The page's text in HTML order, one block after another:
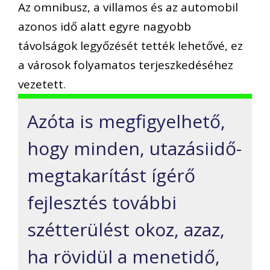
Az omnibusz, a villamos és az automobil
azonos idő alatt egyre nagyobb
távolságok legyőzését tették lehetővé, ez
a városok folyamatos terjeszkedéséhez
vezetett.
Azóta is megfigyelhető,
hogy minden, utazásiidő-
megtakarítást ígérő
fejlesztés további
szétterülést okoz, azaz,
ha rövidül a menetidő,